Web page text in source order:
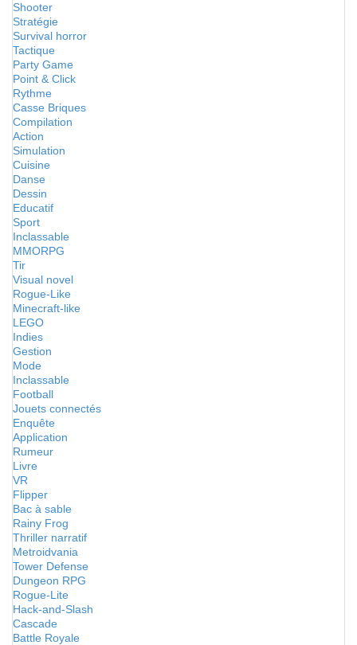
Shooter
Stratégie
Survival horror
Tactique
Party Game
Point & Click
Rythme
Casse Briques
Compilation
Action
Simulation
Cuisine
Danse
Dessin
Educatif
Sport
Inclassable
MMORPG
Tir
Visual novel
Rogue-Like
Minecraft-like
LEGO
Indies
Gestion
Mode
Inclassable
Football
Jouets connectés
Enquête
Application
Rumeur
Livre
VR
Flipper
Bac à sable
Rainy Frog
Thriller narratif
Metroidvania
Tower Defense
Dungeon RPG
Rogue-Lite
Hack-and-Slash
Cascade
Battle Royale